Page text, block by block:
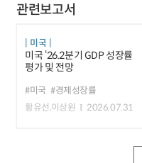
관련보고서
미국
미국 ‘26.2분기 GDP 성장률
평가 및 전망
#미국 #경제성장률
황유선,이상원
2026.07.31